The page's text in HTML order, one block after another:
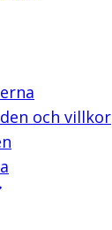
och villkor